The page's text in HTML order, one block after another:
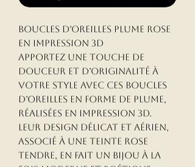
Boucles d’oreilles plume rose
en impression 3D
Apportez une touche de
douceur et d’originalité à
votre style avec ces boucles
d’oreilles en forme de plume,
réalisées en impression 3D.
Leur design délicat et aérien,
associé à une teinte rose
tendre, en fait un bijou à la